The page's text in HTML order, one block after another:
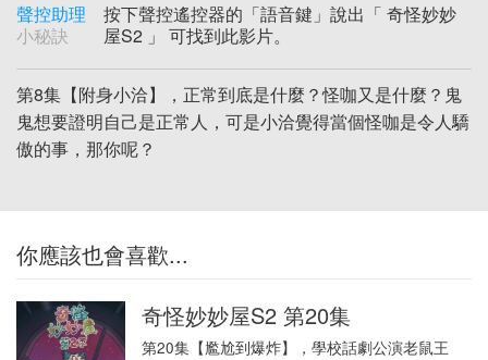
聲控助理
小秘訣
按下聲控遙控器的「語音鍵」說出「 奇怪妙妙
屋S2 」 可找到此影片。
第8集【附身小洽】，正常到底是什麼？怪咖又是什麼？鬼
鬼想要證明自己是正常人，可是小洽覺得當個怪咖是令人驕
傲的事，那你呢？
你應該也會喜歡...
奇怪妙妙屋S2 第20集
第20集【尷尬到爆炸】，學校話劇公演老鼠王